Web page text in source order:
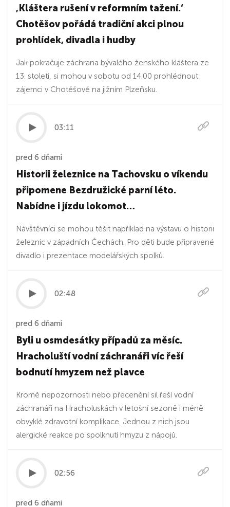
‚Kláštera rušení v reformním tažení.‘
Chotěšov pořádá tradiční akci plnou
prohlídek, divadla i hudby
Jak pokračuje záchrana bývalého ženského kláštera ze
13. století, si mohou v sobotu od 14.00 prohlédnout
zájemci v Chotěšově na jižním Plzeňsku.
03:11
pred 6 dňami
Historii železnice na Tachovsku o víkendu
připomene Bezdružické parní léto.
Nabídne i jízdu lokomot…
Návštěvníci se mohou těšit například na výstavu o historii
železnic v západních Čechách. Pro děti bude připravené
divadlo i prezentace modelářských spolků.
02:48
pred 6 dňami
Byli u osmdesátky případů za měsíc.
Hracholuští vodní záchranáři víc řeší
bodnutí hmyzem než plavce
Kromě nepozornosti nebo přecenění sil řeší vodní
záchranáři na Hracholuskách v letošní sezoně i méně
obvyklé zdravotní komplikace. Jednou z nich jsou
alergické reakce po spolknutí hmyzu z nápojů.
02:56
pred 6 dňami